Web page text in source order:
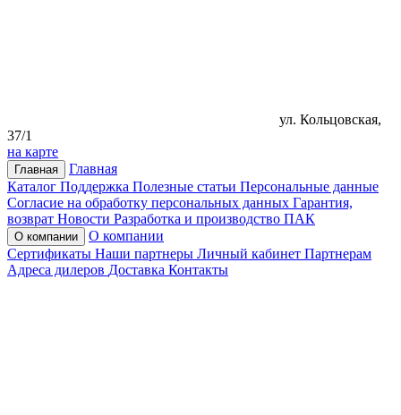
ул. Кольцовская,
37/1
на карте
Главная
Главная
Каталог Поддержка Полезные статьи Персональные данные
Согласие на обработку персональных данных Гарантия,
возврат Новости Разработка и производство ПАК
О компании
О компании
Сертификаты Наши партнеры Личный кабинет Партнерам
Адреса дилеров Доставка Контакты